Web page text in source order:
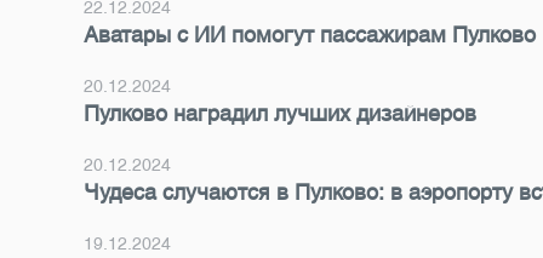
22.12.2024
Аватары с ИИ помогут пассажирам Пулково
20.12.2024
Пулково наградил лучших дизайнеров
20.12.2024
Чудеса случаются в Пулково: в аэропорту
19.12.2024